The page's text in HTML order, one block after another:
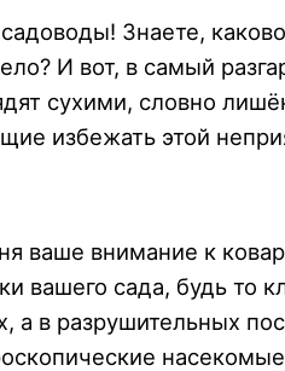
Знаете,
И вот, в самый
сухими, словно
избежать этой
ваше внимание к
вашего сада, будь то
а в разрушительных